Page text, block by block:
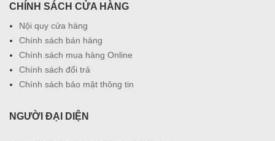
CHÍNH SÁCH CỬA HÀNG
Nội quy cửa hàng
Chính sách bán hàng
Chính sách mua hàng Online
Chính sách đổi trả
Chính sách bảo mật thông tin
NGƯỜI ĐẠI DIỆN